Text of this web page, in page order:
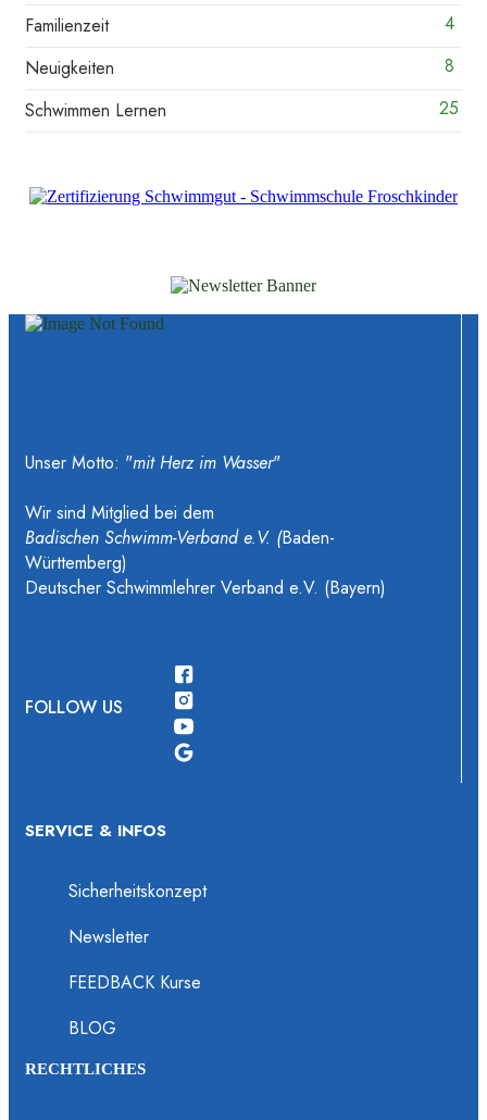
Familienzeit
4
Neuigkeiten
8
Schwimmen Lernen
25
Unser Motto: "mit Herz im Wasser"
Wir sind Mitglied bei dem
Badischen Schwimm-Verband e.V. (Baden-
Württemberg)
Deutscher Schwimmlehrer Verband e.V. (Bayern)
FOLLOW US
SERVICE & INFOS
Sicherheitskonzept
Newsletter
FEEDBACK Kurse
BLOG
RECHTLICHES